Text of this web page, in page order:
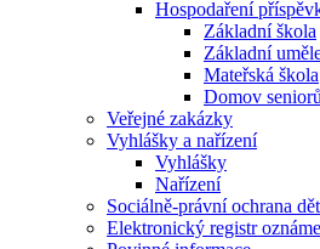
Hospodaření
Základní škola
Základní
Mateřská škola
Domov
Veřejné zakázky
Vyhlášky a nařízení
Vyhlášky
Nařízení
Sociálně-právní ochrana
Elektronický registr